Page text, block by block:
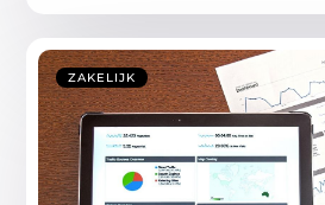
ZAKELIJK